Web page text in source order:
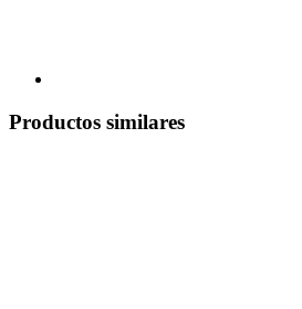
Productos similares